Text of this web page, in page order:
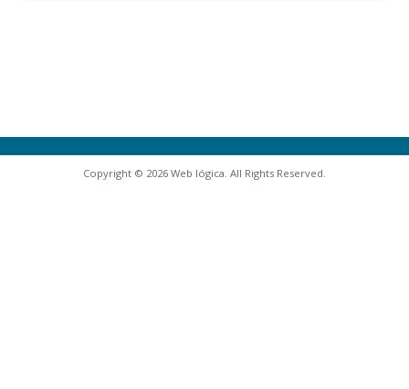
Copyright © 2026 Web lógica. All Rights Reserved.